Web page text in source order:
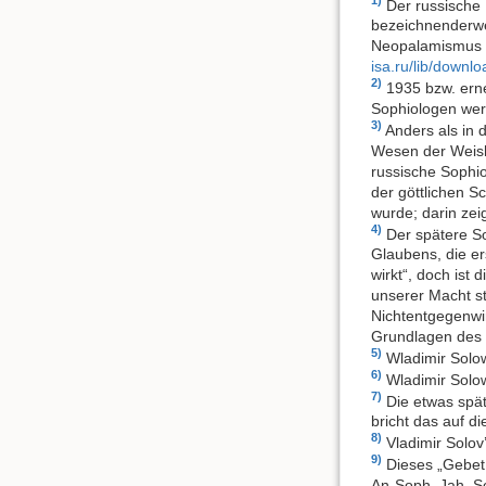
Der
isa.ru/lib/
2) 1935 bzw.
Sophiologen
3) Anders als in
Wesen der
russische
der göttlichen
wurde; darin
4) Der spätere
Glaubens, die
wirkt“, doch ist
unserer Macht
Grundlagen
5) Wladimir
6) Wladimir
7) Die etwas
bricht das auf
8) Vladimir
9) Dieses